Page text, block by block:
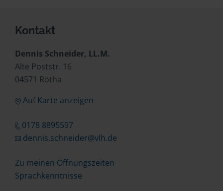
Kontakt
Dennis Schneider, LL.M.
Alte Poststr. 16
04571 Rötha
Auf Karte anzeigen
0178 8895597
dennis.schneider@vlh.de
Zu meinen Öffnungszeiten
Sprachkenntnisse